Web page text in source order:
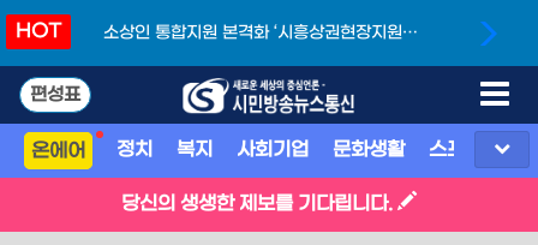
HOT
소상인 통합지원 본격화 ‘시흥상권현장지원단’
편성표
온에어 정치 복지 사회기업 문화생활 스포츠 지
당신의 생생한 제보를 기다립니다.